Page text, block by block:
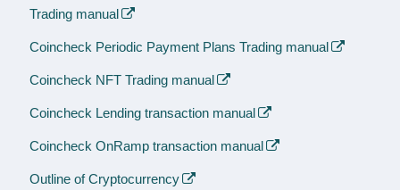
Trading manual
Coincheck Periodic Payment Plans Trading manual
Coincheck NFT Trading manual
Coincheck Lending transaction manual
Coincheck OnRamp transaction manual
Outline of Cryptocurrency